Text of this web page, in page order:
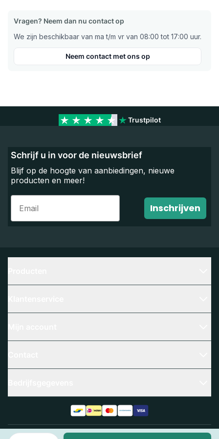
Aantal
Vragen? Neem dan nu contact op
We zijn beschikbaar van ma t/m vr van 08:00 tot 17:00 uur.
Neem contact met ons op
Trustpilot
Schrijf u in voor de nieuwsbrief
Blijf op de hoogte van aanbiedingen, nieuwe
producten en meer!
Email
Inschrijven
Algemene voorwaarden